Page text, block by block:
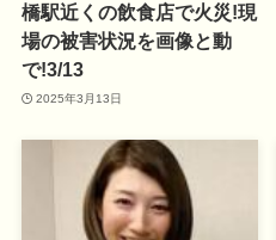
橋駅近くの飲食店で火災!現
場の被害状況を画像と動
で!3/13
2025年3月13日